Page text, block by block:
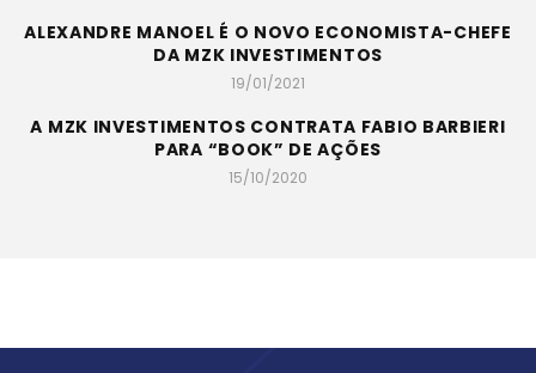
ALEXANDRE MANOEL É O NOVO ECONOMISTA-CHEFE
DA MZK INVESTIMENTOS
19/01/2021
A MZK INVESTIMENTOS CONTRATA FABIO BARBIERI
PARA “BOOK” DE AÇÕES
15/10/2020